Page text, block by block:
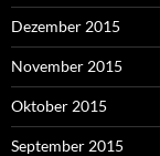
Dezember 2015
November 2015
Oktober 2015
September 2015